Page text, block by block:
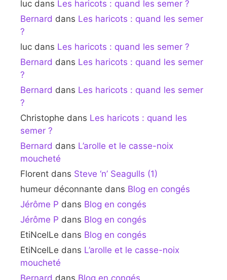
luc dans Les haricots : quand les semer ?
Bernard dans Les haricots : quand les semer
?
luc dans Les haricots : quand les semer ?
Bernard dans Les haricots : quand les semer
?
Bernard dans Les haricots : quand les semer
?
Christophe dans Les haricots : quand les
semer ?
Bernard dans L’arolle et le casse-noix
moucheté
Florent dans Steve ‘n’ Seagulls (1)
humeur déconnante dans Blog en congés
Jérôme P dans Blog en congés
Jérôme P dans Blog en congés
EtiNcelLe dans Blog en congés
EtiNcelLe dans L’arolle et le casse-noix
moucheté